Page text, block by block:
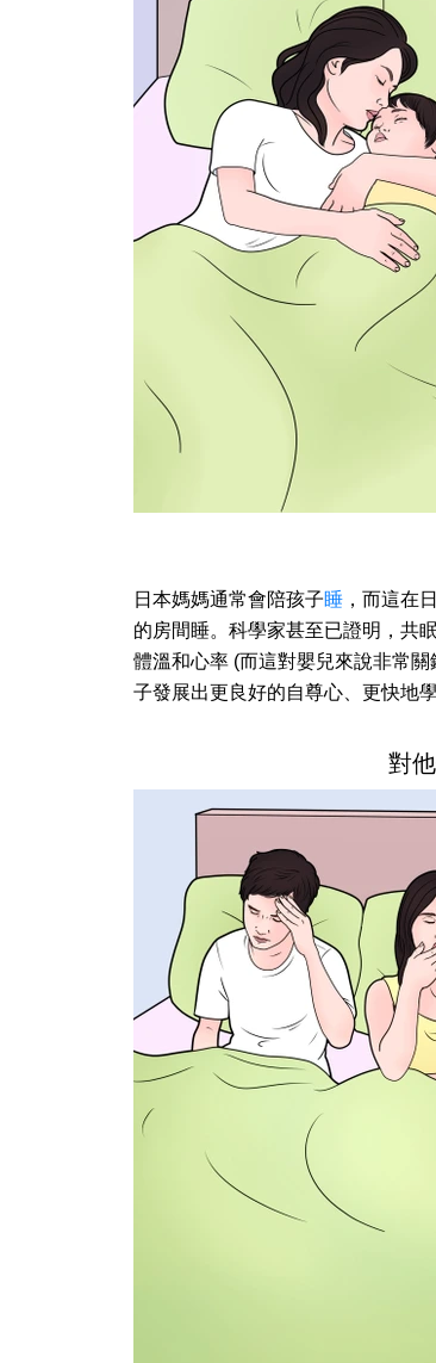
日本媽媽通常會陪孩子睡 ，而這在
的房間睡。科學家甚至已證明，共
體溫和心率 (而這對嬰兒來說非常
子發展出更良好的自尊心、更快地
對